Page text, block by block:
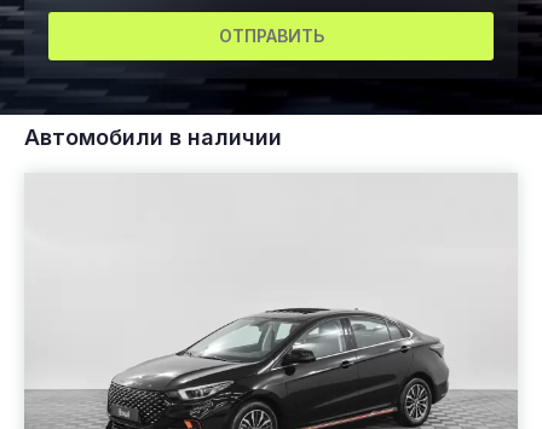
ОТПРАВИТЬ
Автомобили в наличии